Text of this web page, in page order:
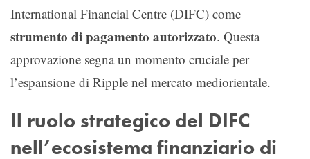
International Financial Centre (DIFC) come
strumento di pagamento autorizzato. Questa
approvazione segna un momento cruciale per
l’espansione di Ripple nel mercato mediorientale.
Il ruolo strategico del DIFC
nell’ecosistema finanziario di